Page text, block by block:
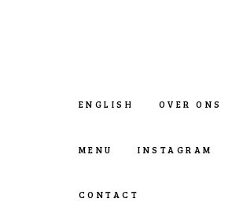
ENGLISH OVER ONS
MENU INSTAGRAM
CONTACT